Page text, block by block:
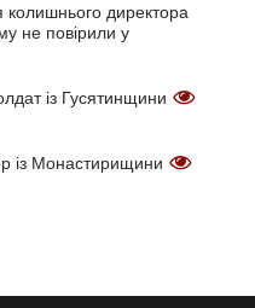
колишнього директора
не повірили у
із Гусятинщини
із Монастирищини